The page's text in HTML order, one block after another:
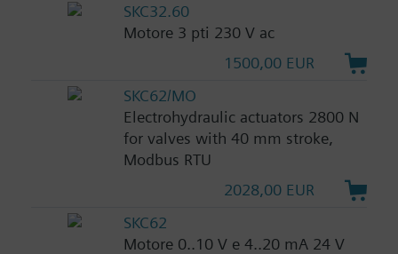
SKC32.60
Motore 3 pti 230 V ac
1500,00 EUR
SKC62/MO
Electrohydraulic actuators 2800 N
for valves with 40 mm stroke,
Modbus RTU
2028,00 EUR
SKC62
Motore 0..10 V e 4..20 mA 24 V